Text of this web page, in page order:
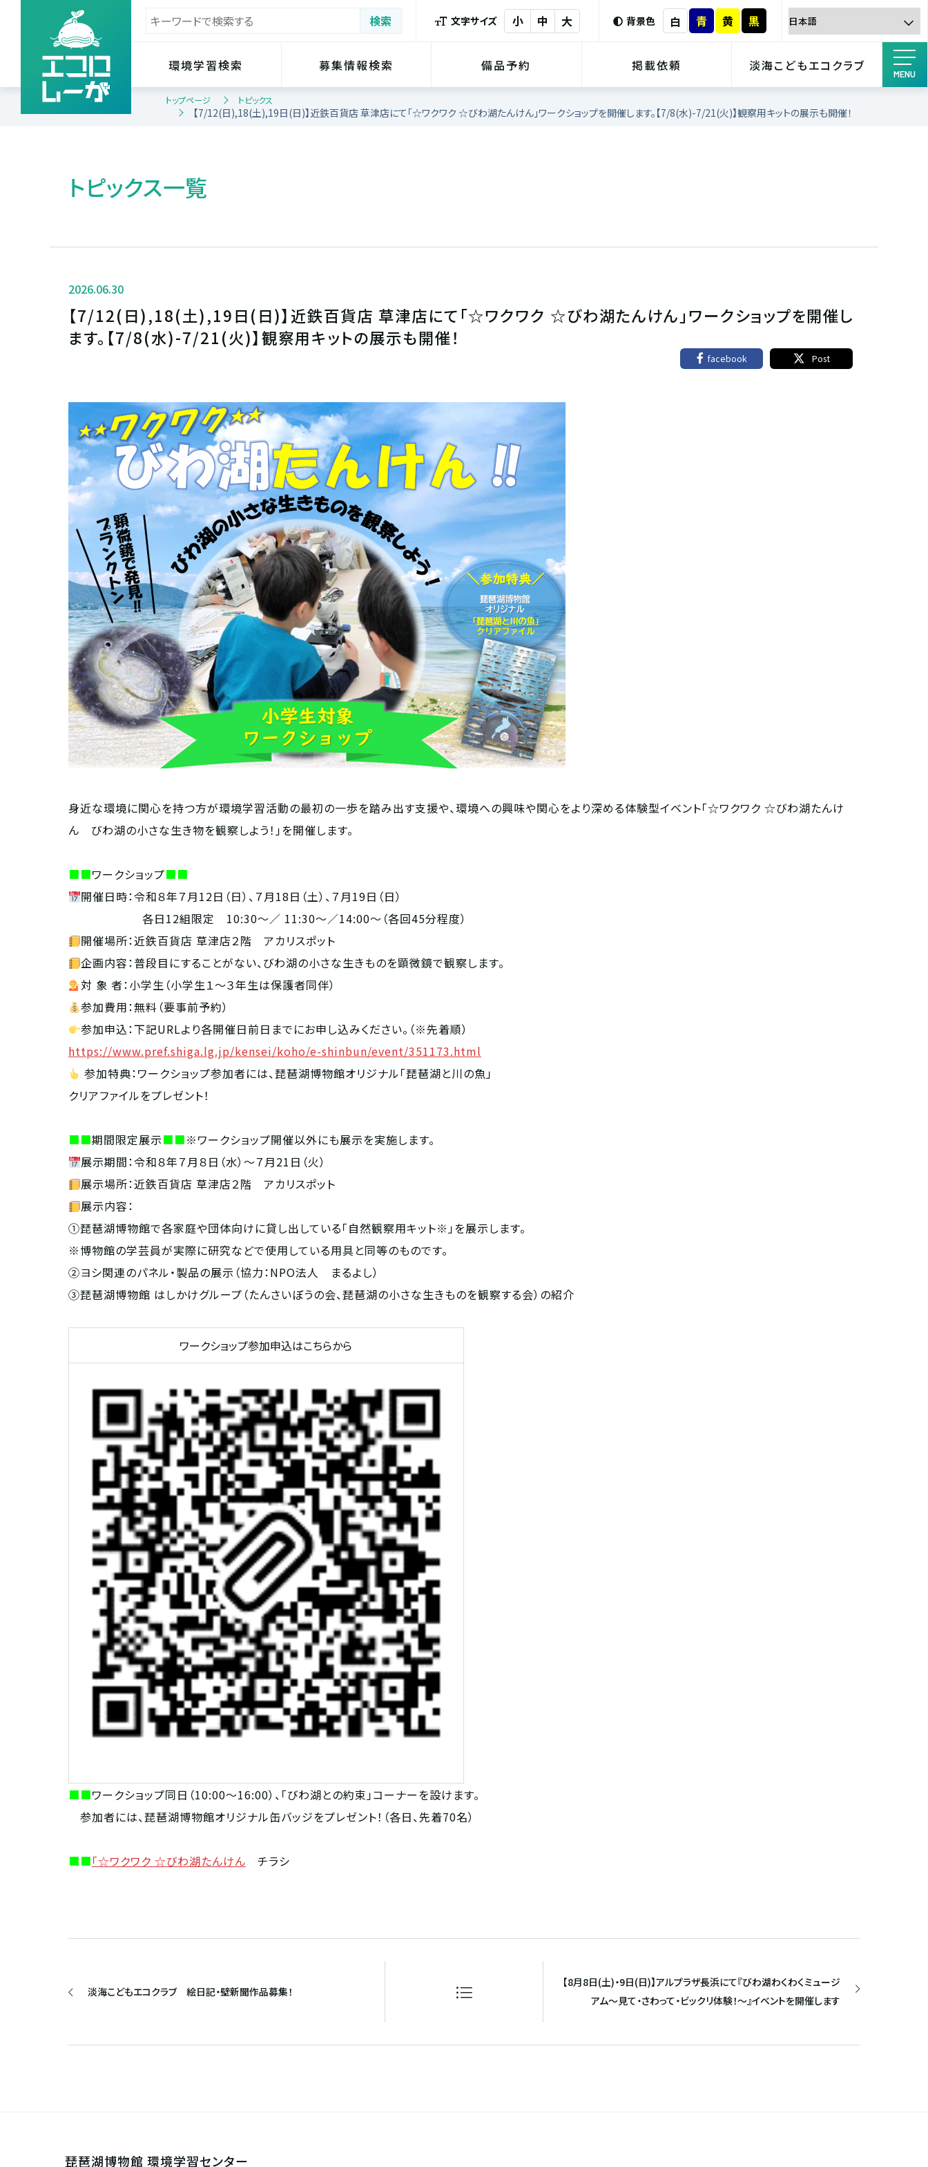
文字サイズ 小 中 大 背景色 白 青 黄 黒
環境学習検索 募集情報検索 備品予約 掲載依頼 淡海こどもエコクラブ
MENU
トップページ トピックス
【7/12(日),18(土),19日(日)】近鉄百貨店 草津店にて「☆ワクワク ☆びわ湖たんけん」ワークショップを開催します。【7/8(水)-7/21(火)】観察用キットの展示も開催！
トピックス一覧
2026.06.30
【7/12(日),18(土),19日(日)】近鉄百貨店 草津店にて「☆ワクワク ☆びわ湖たんけん」ワークショップを開催し
ます。【7/8(水)-7/21(火)】観察用キットの展示も開催！
facebook Post
身近な環境に関心を持つ方が環境学習活動の最初の一歩を踏み出す支援や、環境への興味や関心をより深める体験型イベント「☆ワクワク ☆びわ湖たんけ
ん びわ湖の小さな生き物を観察しよう！」を開催します。
■■ワークショップ■■
開催日時：令和８年７月12日（日）、７月18日（土）、７月19日（日）
各日12組限定 10:30～／ 11:30～／14:00～（各回45分程度）
開催場所：近鉄百貨店 草津店２階 アカリスポット
企画内容：普段目にすることがない、びわ湖の小さな生きものを顕微鏡で観察します。
対 象 者：小学生（小学生１～３年生は保護者同伴）
参加費用：無料（要事前予約）
参加申込：下記URLより各開催日前日までにお申し込みください。（※先着順）
https://www.pref.shiga.lg.jp/kensei/koho/e-shinbun/event/351173.html
参加特典：ワークショップ参加者には、琵琶湖博物館オリジナル「琵琶湖と川の魚」
クリアファイルをプレゼント！
■■期間限定展示■■※ワークショップ開催以外にも展示を実施します。
展示期間：令和８年７月８日（水）～７月21日（火）
展示場所：近鉄百貨店 草津店２階 アカリスポット
展示内容：
①琵琶湖博物館で各家庭や団体向けに貸し出している「自然観察用キット※」を展示します。
※博物館の学芸員が実際に研究などで使用している用具と同等のものです。
②ヨシ関連のパネル・製品の展示（協力：NPO法人 まるよし）
③琵琶湖博物館 はしかけグループ（たんさいぼうの会、琵琶湖の小さな生きものを観察する会）の紹介
ワークショップ参加申込はこちらから
■■ワークショップ同日（10:00～16:00）、「びわ湖との約束」コーナーを設けます。
参加者には、琵琶湖博物館オリジナル缶バッジをプレゼント！（各日、先着70名）
■■「☆ワクワク ☆びわ湖たんけん チラシ
淡海こどもエコクラブ 絵日記・壁新聞作品募集！
【8月8日(土)・9日(日)】アルプラザ長浜にて『びわ湖わくわくミュージ
アム〜見て・さわって・ビックリ体験！〜』イベントを開催します
琵琶湖博物館 環境学習センター